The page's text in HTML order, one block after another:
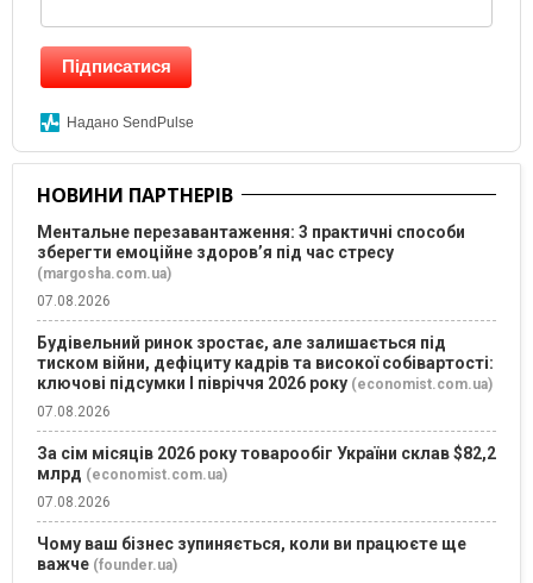
Підписатися
Надано SendPulse
НОВИНИ ПАРТНЕРІВ
Ментальне перезавантаження: 3 практичні способи
зберегти емоційне здоров’я під час стресу
(margosha.com.ua)
07.08.2026
Будівельний ринок зростає, але залишається під
тиском війни, дефіциту кадрів та високої собівартості:
ключові підсумки І півріччя 2026 року (economist.com.ua)
07.08.2026
За сім місяців 2026 року товарообіг України склав $82,2
млрд (economist.com.ua)
07.08.2026
Чому ваш бізнес зупиняється, коли ви працюєте ще
важче (founder.ua)